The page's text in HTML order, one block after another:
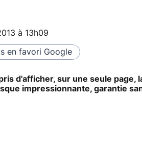
à 13h09
en favori Google
d'afficher, sur une seule page,
impressionnante, garantie